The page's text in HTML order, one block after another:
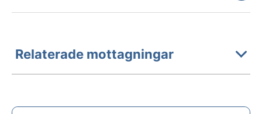
Relaterade mottagningar